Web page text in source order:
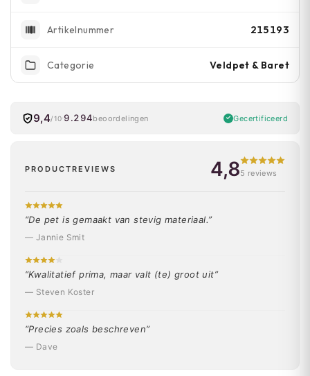
Artikelnummer 215193
Categorie Veldpet & Baret
9,4/10 9.294beoordelingen Gecertificeerd
PRODUCTREVIEWS 4,85 reviews
“De pet is gemaakt van stevig materiaal.”
— Jannie Smit
“Kwalitatief prima, maar valt (te) groot uit”
— Steven Koster
“Precies zoals beschreven”
— Dave